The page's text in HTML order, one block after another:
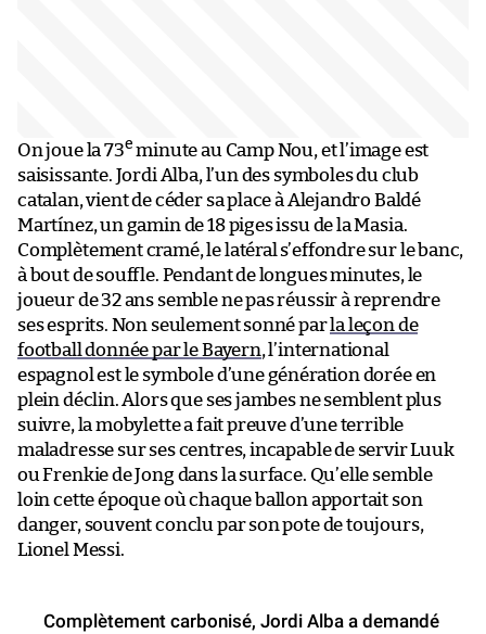
On joue la 73e minute au Camp Nou, et l’image est
saisissante. Jordi Alba, l’un des symboles du club
catalan, vient de céder sa place à Alejandro Baldé
Martínez, un gamin de 18 piges issu de la Masia.
Complètement cramé, le latéral s’effondre sur le banc,
à bout de souffle. Pendant de longues minutes, le
joueur de 32 ans semble ne pas réussir à reprendre
ses esprits. Non seulement sonné parla leçon de
football donnée par le Bayern, l’international
espagnol est le symbole d’une génération dorée en
plein déclin. Alors que ses jambes ne semblent plus
suivre, la mobylette a fait preuve d’une terrible
maladresse sur ses centres, incapable de servir Luuk
ou Frenkie de Jong dans la surface. Qu’elle semble
loin cette époque où chaque ballon apportait son
danger, souvent conclu par son pote de toujours,
Lionel Messi.
Complètement carbonisé, Jordi Alba a demandé